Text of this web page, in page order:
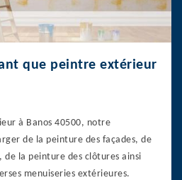
que peintre extérieur
à Banos 40500, notre
de la peinture des façades, de
de la peinture des clôtures ainsi
menuiseries extérieures.